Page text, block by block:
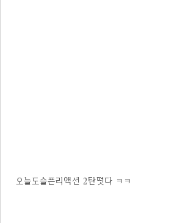
오늘도슬픈리액션 2탄떳다 ㅋㅋ